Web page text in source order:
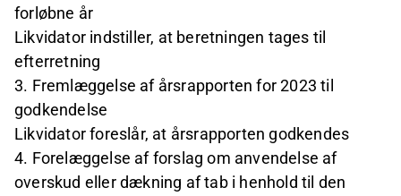
forløbne år
Likvidator indstiller, at beretningen tages til
efterretning
3. Fremlæggelse af årsrapporten for 2023 til
godkendelse
Likvidator foreslår, at årsrapporten godkendes
4. Forelæggelse af forslag om anvendelse af
overskud eller dækning af tab i henhold til den